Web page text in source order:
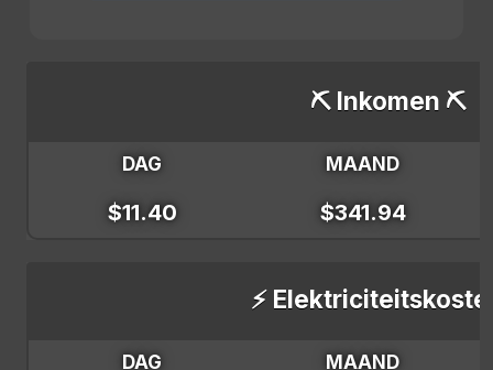
⛏️ Inkomen ⛏️
DAG MAAND
$11.40 $341.94
⚡
DAG MAAND